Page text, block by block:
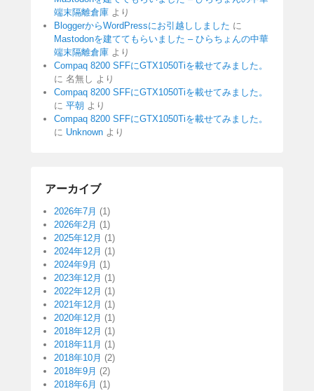
端末隔離倉庫 より
BloggerからWordPressにお引越ししました に
Mastodonを建ててもらいました – ひらちょんの中華
端末隔離倉庫 より
Compaq 8200 SFFにGTX1050Tiを載せてみました。
に 名無し より
Compaq 8200 SFFにGTX1050Tiを載せてみました。
に 平朝 より
Compaq 8200 SFFにGTX1050Tiを載せてみました。
に Unknown より
アーカイブ
2026年7月 (1)
2026年2月 (1)
2025年12月 (1)
2024年12月 (1)
2024年9月 (1)
2023年12月 (1)
2022年12月 (1)
2021年12月 (1)
2020年12月 (1)
2018年12月 (1)
2018年11月 (1)
2018年10月 (2)
2018年9月 (2)
2018年6月 (1)